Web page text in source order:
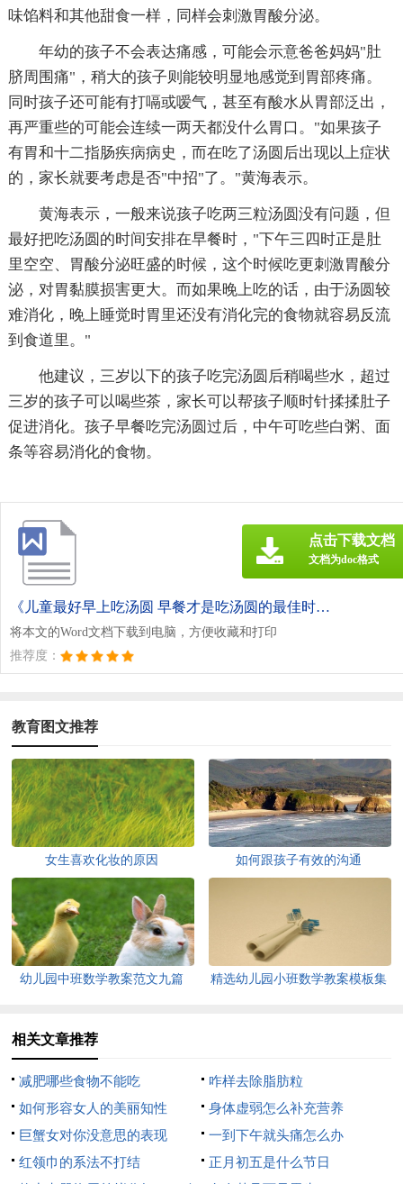
味馅料和其他甜食一样，同样会刺激胃酸分泌。
年幼的孩子不会表达痛感，可能会示意爸爸妈妈"肚
脐周围痛"，稍大的孩子则能较明显地感觉到胃部疼痛。
同时孩子还可能有打嗝或嗳气，甚至有酸水从胃部泛出，
再严重些的可能会连续一两天都没什么胃口。"如果孩子
有胃和十二指肠疾病病史，而在吃了汤圆后出现以上症状
的，家长就要考虑是否"中招"了。"黄海表示。
黄海表示，一般来说孩子吃两三粒汤圆没有问题，但
最好把吃汤圆的时间安排在早餐时，"下午三四时正是肚
里空空、胃酸分泌旺盛的时候，这个时候吃更刺激胃酸分
泌，对胃黏膜损害更大。而如果晚上吃的话，由于汤圆较
难消化，晚上睡觉时胃里还没有消化完的食物就容易反流
到食道里。"
他建议，三岁以下的孩子吃完汤圆后稍喝些水，超过
三岁的孩子可以喝些茶，家长可以帮孩子顺时针揉揉肚子
促进消化。孩子早餐吃完汤圆过后，中午可吃些白粥、面
条等容易消化的食物。
《儿童最好早上吃汤圆 早餐才是吃汤圆的最佳时刻.doc》
将本文的Word文档下载到电脑，方便收藏和打印
推荐度：
点击下载文档
文档为doc格式
教育图文推荐
女生喜欢化妆的原因 如何跟孩子有效的沟通
幼儿园中班数学教案范文九篇
精选幼儿园小班数学教案模板集
相关文章推荐
减肥哪些食物不能吃
咋样去除脂肪粒
如何形容女人的美丽知性
身体虚弱怎么补充营养
巨蟹女对你没意思的表现
一到下午就头痛怎么办
红领巾的系法不打结
正月初五是什么节日